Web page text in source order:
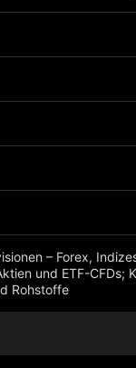
– Forex,
und ETF-CFDs;
Rohstoffe